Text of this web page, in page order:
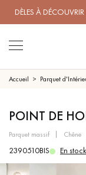
À DÉCOUVRIR
LES
PARQUET
Accueil Parquet
POINT DE
parquet massif chêne
2390510BIS En stock